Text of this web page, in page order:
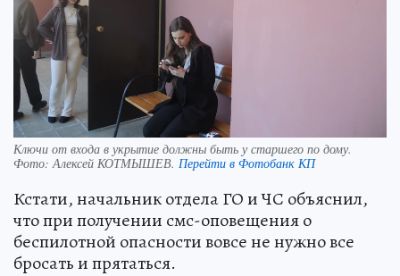
Ключи от входа в укрытие должны быть у старшего по дому.
Фото:Алексей КОТМЫШЕВ. Перейти в Фотобанк КП
Кстати, начальник отдела ГО и ЧС объяснил,
что при получении смс-оповещения о
беспилотной опасности вовсе не нужно все
бросать и прятаться.